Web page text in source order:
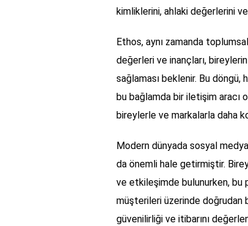
kimliklerini, ahlaki değerlerini
Ethos, aynı zamanda
değerleri ve inançları,
sağlaması beklenir. Bu
bu bağlamda bir iletişim aracı
bireylerle ve markalarla daha
Modern dünyada sosyal
da önemli hale getirmiştir.
ve etkileşimde bulunurken,
müşterileri üzerinde doğrudan
güvenilirliği ve itibarını